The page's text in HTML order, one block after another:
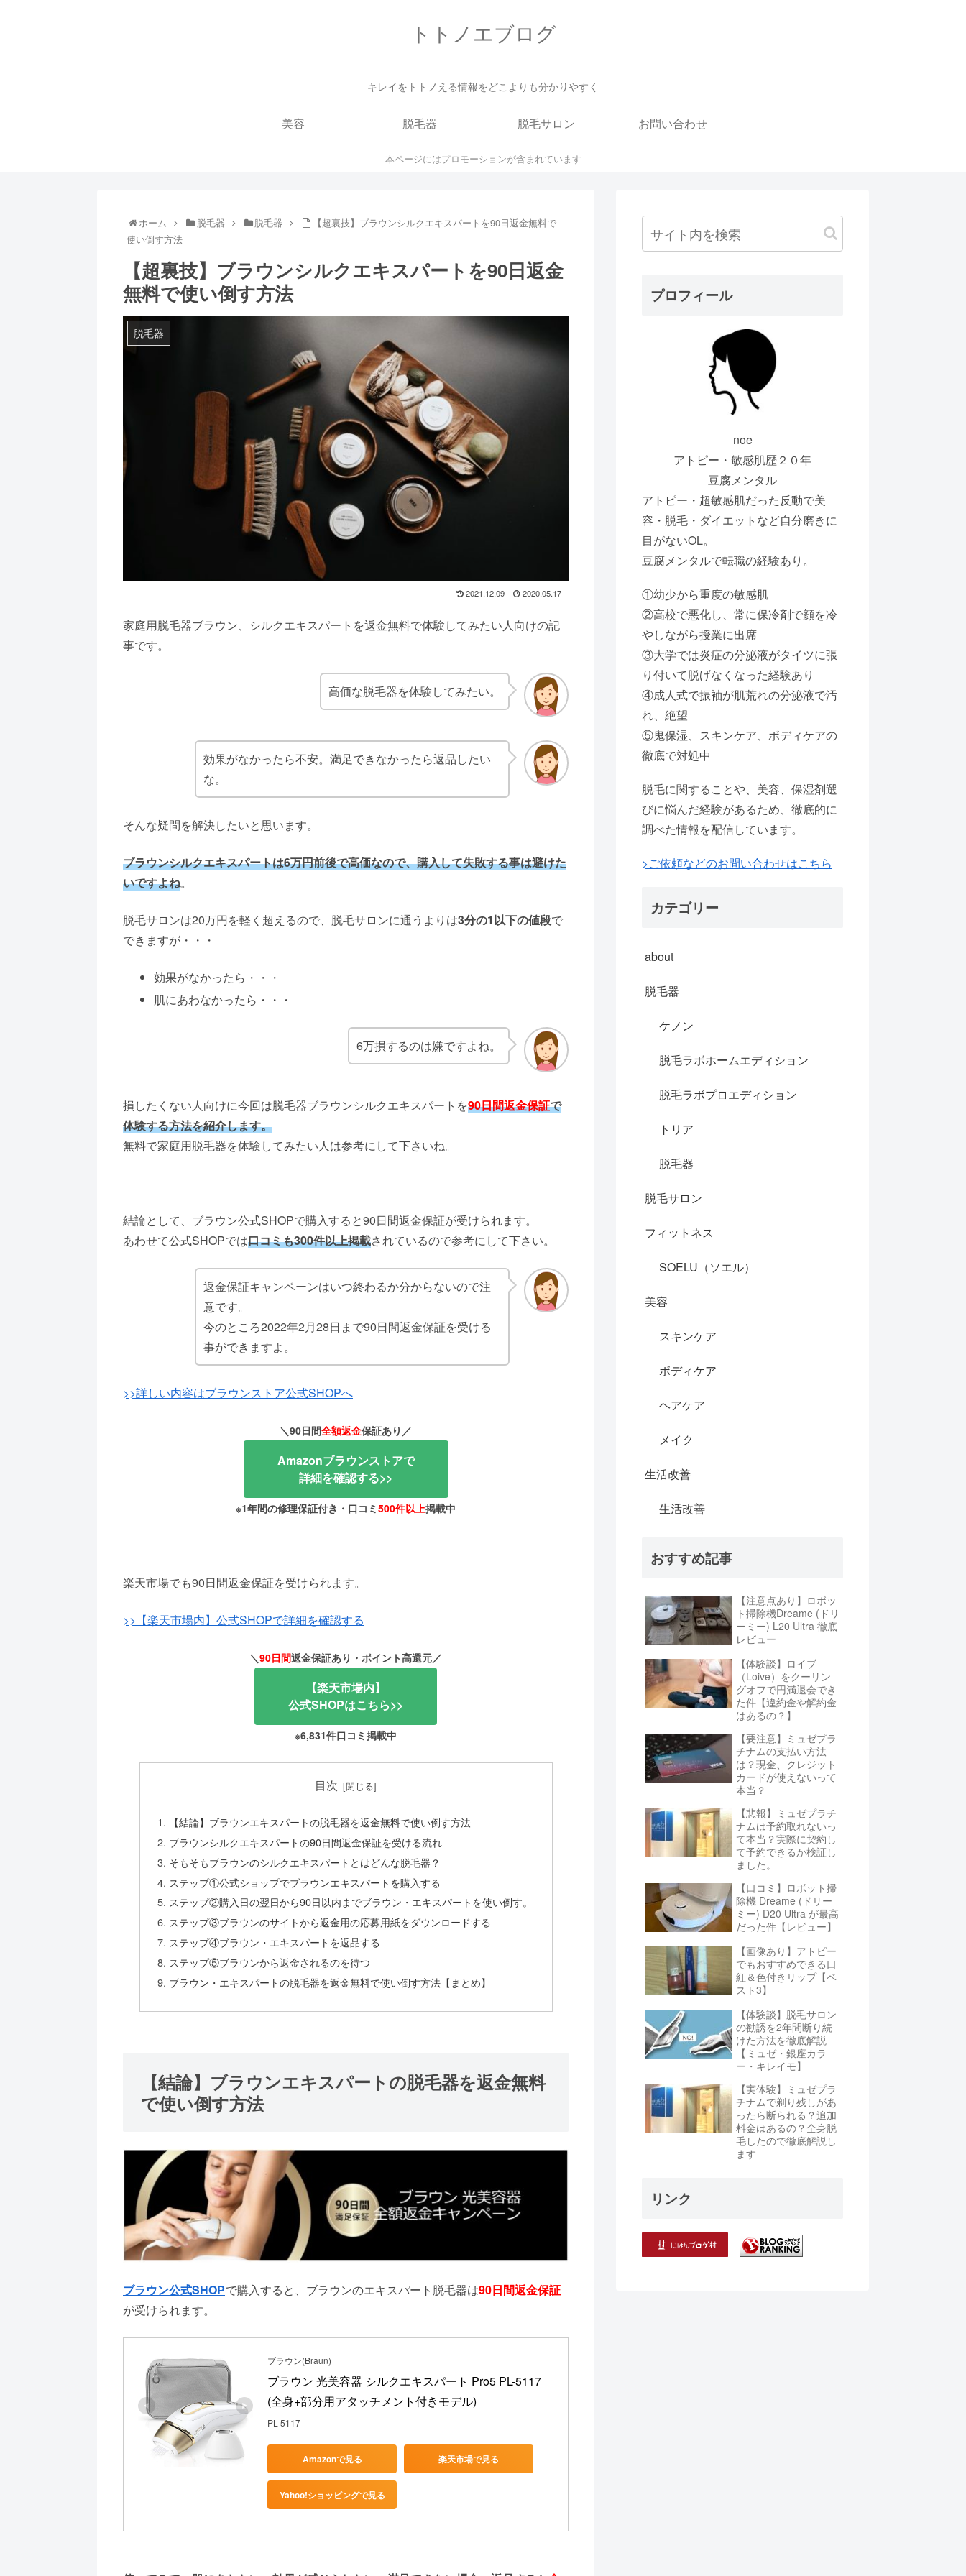
トトノエブログ
キレイをトトノえる情報をどこよりも分かりやすく
美容 脱毛器 脱毛サロン お問い合わせ
本ページにはプロモーションが含まれています
ホーム 脱毛器 脱毛器
【超裏技】ブラウンシルクエキスパートを90日返金無料で
使い倒す方法
【超裏技】ブラウンシルクエキスパートを90日返金
無料で使い倒す方法
脱毛器
2021.12.09 2020.05.17
家庭用脱毛器ブラウン、シルクエキスパートを返金無料で体験してみたい人向けの記
事です。
高価な脱毛器を体験してみたい。
効果がなかったら不安。満足できなかったら返品したい
な。
そんな疑問を解決したいと思います。
ブラウンシルクエキスパートは6万円前後で高価なので、購入して失敗する事は避けた
いですよね。
脱毛サロンは20万円を軽く超えるので、脱毛サロンに通うよりは3分の1以下の値段で
できますが・・・
効果がなかったら・・・
肌にあわなかったら・・・
6万損するのは嫌ですよね。
損したくない人向けに今回は脱毛器ブラウンシルクエキスパートを90日間返金保証で
体験する方法を紹介します。
無料で家庭用脱毛器を体験してみたい人は参考にして下さいね。
結論として、ブラウン公式SHOPで購入すると90日間返金保証が受けられます。
あわせて公式SHOPでは口コミも300件以上掲載されているので参考にして下さい。
返金保証キャンペーンはいつ終わるか分からないので注
意です。
今のところ2022年2月28日まで90日間返金保証を受ける
事ができますよ。
>>詳しい内容はブラウンストア公式SHOPへ
＼90日間全額返金保証あり／
Amazonブラウンストアで
詳細を確認する>>
※1年間の修理保証付き・口コミ 500件以上掲載中
楽天市場でも90日間返金保証を受けられます。
>>【楽天市場内】公式SHOPで詳細を確認する
＼90日間返金保証あり・ポイント高還元／
【楽天市場内】
公式SHOPはこちら>>
※6,831件口コミ掲載中
目次
【結論】ブラウンエキスパートの脱毛器を返金無料で使い倒す方法
ブラウンシルクエキスパートの90日間返金保証を受ける流れ
そもそもブラウンのシルクエキスパートとはどんな脱毛器？
ステップ①公式ショップでブラウンエキスパートを購入する
ステップ②購入日の翌日から90日以内までブラウン・エキスパートを使い倒す。
ステップ③ブラウンのサイトから返金用の応募用紙をダウンロードする
ステップ④ブラウン・エキスパートを返品する
ステップ⑤ブラウンから返金されるのを待つ
ブラウン・エキスパートの脱毛器を返金無料で使い倒す方法【まとめ】
【結論】ブラウンエキスパートの脱毛器を返金無料
で使い倒す方法
ブラウン公式SHOPで購入すると、ブラウンのエキスパート脱毛器は90日間返金保証
が受けられます。
ブラウン(Braun)
ブラウン 光美容器 シルクエキスパート Pro5 PL-5117
(全身+部分用アタッチメント付きモデル)
PL-5117
Amazonで見る 楽天市場で見る
Yahoo!ショッピングで見る
プロフィール
noe
アトピー・敏感肌歴２０年
豆腐メンタル
アトピー・超敏感肌だった反動で美
容・脱毛・ダイエットなど自分磨きに
目がないOL。
豆腐メンタルで転職の経験あり。
①幼少から重度の敏感肌
②高校で悪化し、常に保冷剤で顔を冷
やしながら授業に出席
③大学では炎症の分泌液がタイツに張
り付いて脱げなくなった経験あり
④成人式で振袖が肌荒れの分泌液で汚
れ、絶望
⑤鬼保湿、スキンケア、ボディケアの
徹底で対処中
脱毛に関することや、美容、保湿剤選
びに悩んだ経験があるため、徹底的に
調べた情報を配信しています。
>ご依頼などのお問い合わせはこちら
カテゴリー
about
脱毛器
ケノン
脱毛ラボホームエディション
脱毛ラボプロエディション
トリア
脱毛器
脱毛サロン
フィットネス
SOELU（ソエル）
美容
スキンケア
ボディケア
ヘアケア
メイク
生活改善
生活改善
おすすめ記事
【注意点あり】ロボッ
ト掃除機Dreame (ドリ
ーミー) L20 Ultra 徹底
レビュー
【体験談】ロイブ
（Loive）をクーリン
グオフで円満退会でき
た件【違約金や解約金
はあるの？】
【要注意】ミュゼプラ
チナムの支払い方法
は？現金、クレジット
カードが使えないって
本当？
【悲報】ミュゼプラチ
ナムは予約取れないっ
て本当？実際に契約し
て予約できるか検証し
ました。
【口コミ】ロボット掃
除機 Dreame (ドリー
ミー) D20 Ultra が最高
だった件【レビュー】
【画像あり】アトピー
でもおすすめできる口
紅＆色付きリップ【ベ
スト3】
【体験談】脱毛サロン
の勧誘を2年間断り続
けた方法を徹底解説
【ミュゼ・銀座カラ
ー・キレイモ】
【実体験】ミュゼプラ
チナムで剃り残しがあ
ったら断られる？追加
料金はあるの？全身脱
毛したので徹底解説し
ます
リンク